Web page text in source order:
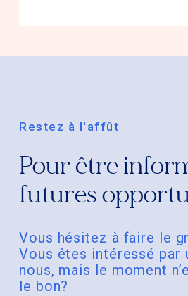
Restez à l'affût
Pour être
futures
Vous hésitez à faire le
Vous êtes intéressé par
nous, mais le moment
le bon?